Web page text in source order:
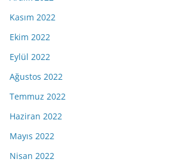
Kasım 2022
Ekim 2022
Eylül 2022
Ağustos 2022
Temmuz 2022
Haziran 2022
Mayıs 2022
Nisan 2022